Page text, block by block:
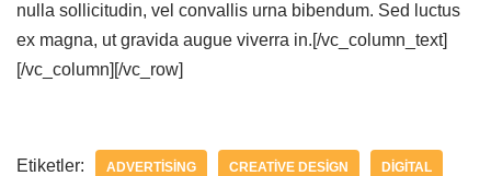
nulla sollicitudin, vel convallis urna bibendum. Sed luctus
ex magna, ut gravida augue viverra in.[/vc_column_text]
[/vc_column][/vc_row]
Etiketler: ADVERTISING CREATIVE DESIGN DIGITAL